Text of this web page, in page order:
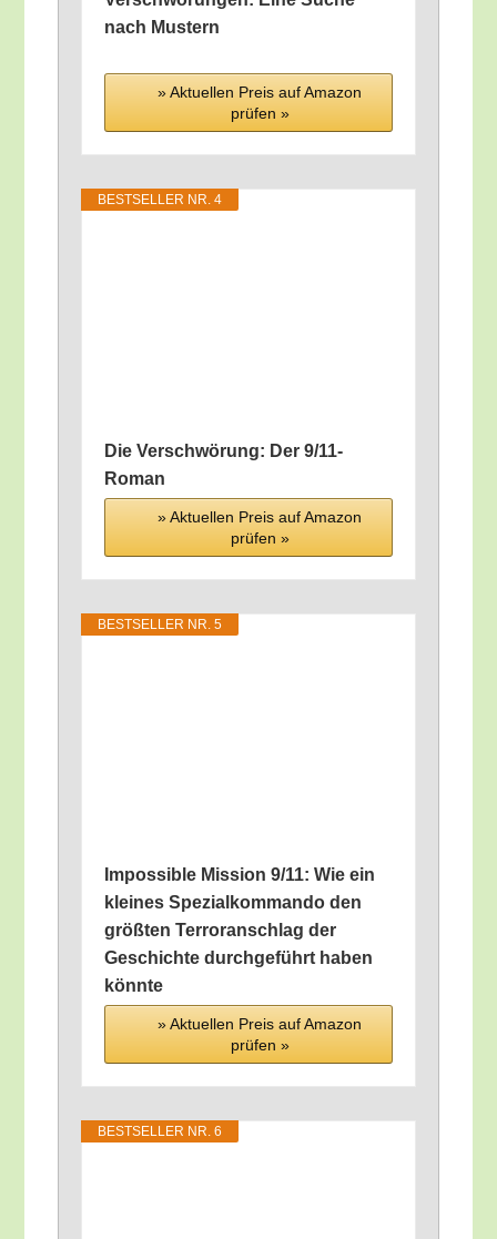
nach Mustern
» Aktu­el­len Preis auf Ama­zon
prü­fen »
BEST­SEL­LER NR. 4
Die Ver­schwö­rung: Der 9/11-
Roman
» Aktu­el­len Preis auf Ama­zon
prü­fen »
BEST­SEL­LER NR. 5
Impos­si­ble Mis­si­on 9/​11: Wie ein
klei­nes Spe­zi­al­kom­man­do den
größ­ten Ter­ror­an­schlag der
Geschich­te durch­ge­führt haben
könnte
» Aktu­el­len Preis auf Ama­zon
prü­fen »
BEST­SEL­LER NR. 6